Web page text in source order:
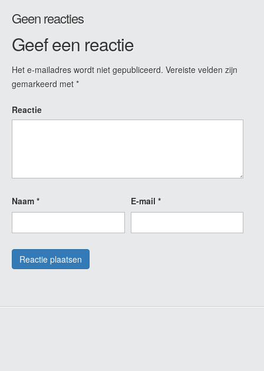
Geen reacties
Geef een reactie
Het e-mailadres wordt niet gepubliceerd. Vereiste velden zijn
gemarkeerd met *
Reactie
Naam * E-mail *